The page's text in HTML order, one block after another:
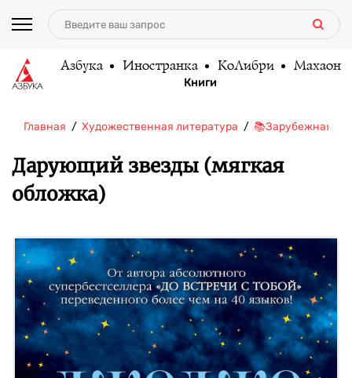
Азбука Иностранка КоЛибри Махаон
Книги
Главная Художественная литература 📚Зарубежная
Дарующий звезды (мягкая
обложка)